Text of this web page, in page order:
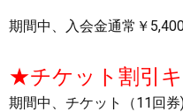
期間中、入会金通常￥
★チケット割引
期間中、チケット（11回券